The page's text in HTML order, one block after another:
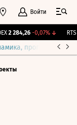
Войти
2 284,26 -0,07%↓ RTSI
прогнозы